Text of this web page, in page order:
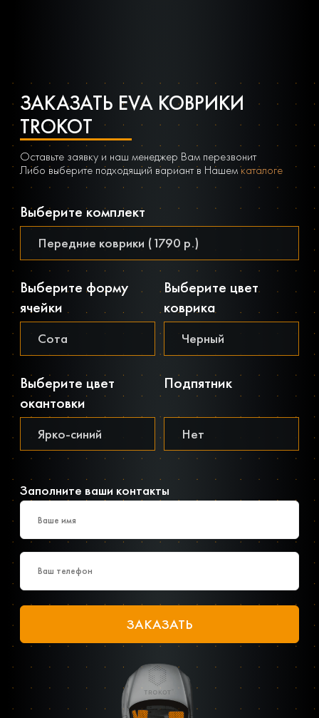
ЗАКАЗАТЬ EVA КОВРИКИ
TROKOT
Оставьте заявку и наш менеджер Вам перезвонит
Либо выберите подходящий вариант в Нашемкаталоге
Выберите комплект
Выберите форму
ячейки
Выберите цвет
коврика
Выберите цвет
окантовки
Подпятник
Заполните ваши контакты